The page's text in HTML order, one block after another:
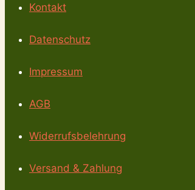
Kontakt
Datenschutz
Impressum
AGB
Widerrufsbelehrung
Versand & Zahlung